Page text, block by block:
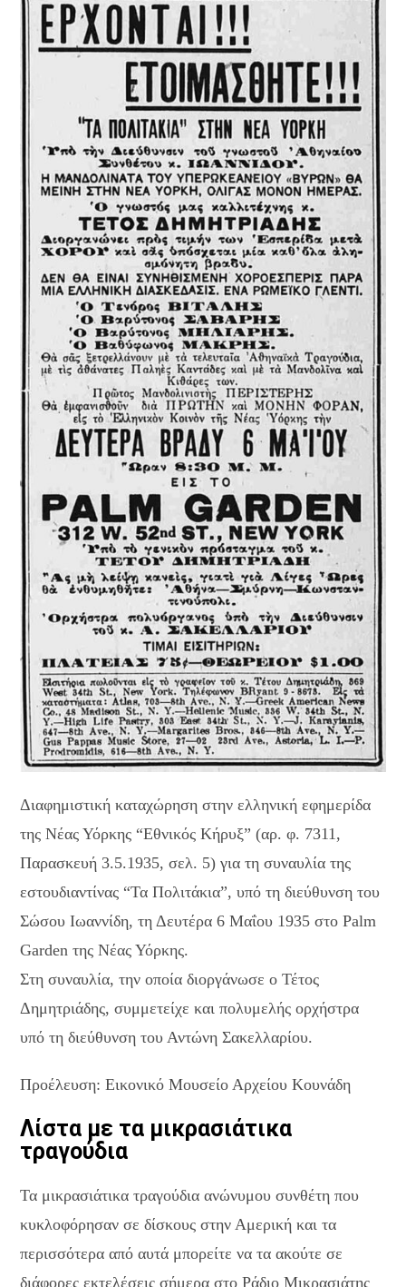
Διαφημιστική καταχώρηση στην ελληνική εφημερίδα
της Νέας Υόρκης “Εθνικός Κήρυξ” (αρ. φ. 7311,
Παρασκευή 3.5.1935, σελ. 5) για τη συναυλία της
εστουδιαντίνας “Τα Πολιτάκια”, υπό τη διεύθυνση του
Σώσου Ιωαννίδη, τη Δευτέρα 6 Μαΐου 1935 στο Palm
Garden της Νέας Υόρκης.
Στη συναυλία, την οποία διοργάνωσε ο Τέτος
Δημητριάδης, συμμετείχε και πολυμελής ορχήστρα
υπό τη διεύθυνση του Αντώνη Σακελλαρίου.
Προέλευση: Εικονικό Μουσείο Αρχείου Κουνάδη
Λίστα με τα μικρασιάτικα
τραγούδια
Τα μικρασιάτικα τραγούδια ανώνυμου συνθέτη που
κυκλοφόρησαν σε δίσκους στην Αμερική και τα
περισσότερα από αυτά μπορείτε να τα ακούτε σε
διάφορες εκτελέσεις σήμερα στο Ράδιο Μικρασιάτης